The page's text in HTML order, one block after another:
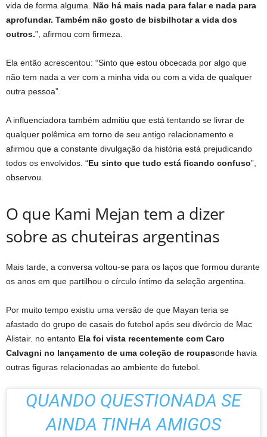
vida de forma alguma.
Não há mais nada para falar e nada para
aprofundar. Também não gosto de bisbilhotar a vida dos
outros.”, afirmou com firmeza.
Ela então acrescentou: “Sinto que estou obcecada por algo que
não tem nada a ver com a minha vida ou com a vida de qualquer
outra pessoa”.
A influenciadora também admitiu que está tentando se livrar de
qualquer polêmica em torno de seu antigo relacionamento e
afirmou que a constante divulgação da história está prejudicando
todos os envolvidos. “Eu sinto que tudo está ficando confuso”,
observou.
O que Kami Mejan tem a dizer
sobre as chuteiras argentinas
Mais tarde, a conversa voltou-se para os laços que formou durante
os anos em que partilhou o círculo íntimo da seleção argentina.
Por muito tempo existiu uma versão de que Mayan teria se
afastado do grupo de casais do futebol após seu divórcio de Mac
Alistair. no entanto Ela foi vista recentemente com Caro
Calvagni no lançamento de uma coleção de roupasonde havia
outras figuras relacionadas ao ambiente do futebol.
QUANDO QUESTIONADA SE
AINDA TINHA AMIGOS